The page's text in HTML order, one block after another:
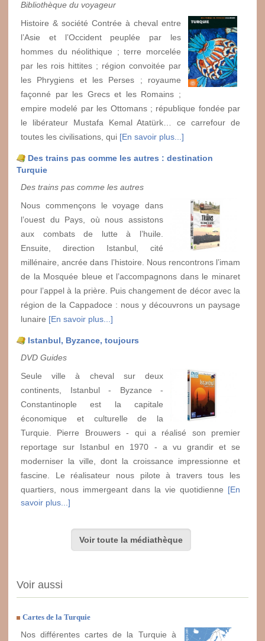
Bibliothèque du voyageur
Histoire & société Contrée à cheval entre
l’Asie et l’Occident peuplée par les
hommes du néolithique ; terre morcelée
par les rois hittites ; région convoitée par
les Phrygiens et les Perses ; royaume
façonné par les Grecs et les Romains ;
empire modelé par les Ottomans ; république fondée par
le libérateur Mustafa Kemal Atatürk… ce carrefour de
toutes les civilisations, qui [En savoir plus...]
Des trains pas comme les autres : destination
Turquie
Des trains pas comme les autres
Nous commençons le voyage dans
l’ouest du Pays, où nous assistons
aux combats de lutte à l’huile.
Ensuite, direction Istanbul, cité
millénaire, ancrée dans l’histoire. Nous rencontrons l’imam
de la Mosquée bleue et l’accompagnons dans le minaret
pour l’appel à la prière. Puis changement de décor avec la
région de la Cappadoce : nous y découvrons un paysage
lunaire [En savoir plus...]
Istanbul, Byzance, toujours
DVD Guides
Seule ville à cheval sur deux
continents, Istanbul - Byzance -
Constantinople est la capitale
économique et culturelle de la
Turquie. Pierre Brouwers - qui a réalisé son premier
reportage sur Istanbul en 1970 - a vu grandir et se
moderniser la ville, dont la croissance impressionne et
fascine. Le réalisateur nous pilote à travers tous les
quartiers, nous immergeant dans la vie quotidienne [En
savoir plus...]
Voir toute la médiathèque
Voir aussi
Cartes de la Turquie
Nos différentes cartes de la Turquie à